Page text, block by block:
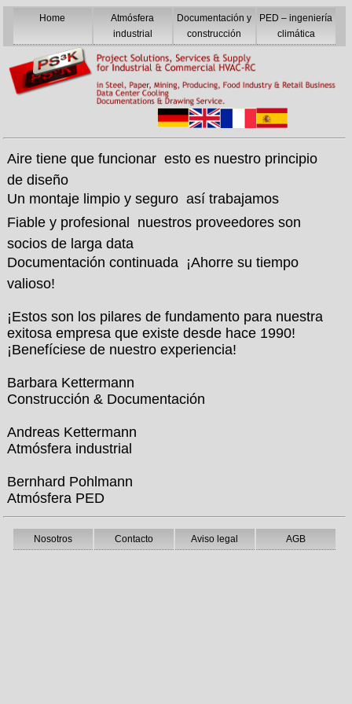
Home
Atmósfera
industrial
Documentación y
construcción
PED – ingeniería
climática
Aire tiene que funcionar  esto es nuestro principio
de diseño
Un montaje limpio y seguro  así trabajamos
Fiable y profesional  nuestros proveedores son
socios de larga data
Documentación continuada  ¡Ahorre su tiempo
valioso!
¡Estos son los pilares de fundamento para nuestra
exitosa empresa que existe desde hace 1990!
¡Benefíciese de nuestro experiencia!
Barbara Kettermann
Construcción & Documentación
Andreas Kettermann
Atmósfera industrial
Bernhard Pohlmann
Atmósfera PED
Nosotros Contacto Aviso legal AGB